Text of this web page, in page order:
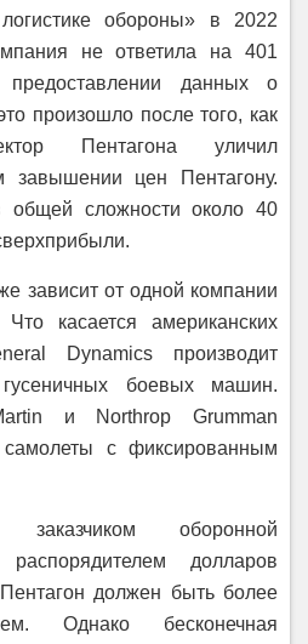
обороны» в 2022
не ответила на 401
предоставлении данных о
произошло после того, как
Пентагона уличил
завышении цен Пентагону.
общей сложности около 40
зависит от одной компании
касается американских
Dynamics производит
гусеничных боевых машин.
и Northrop Grumman
с фиксированным
оборонной
долларов
должен быть более
Однако бесконечная